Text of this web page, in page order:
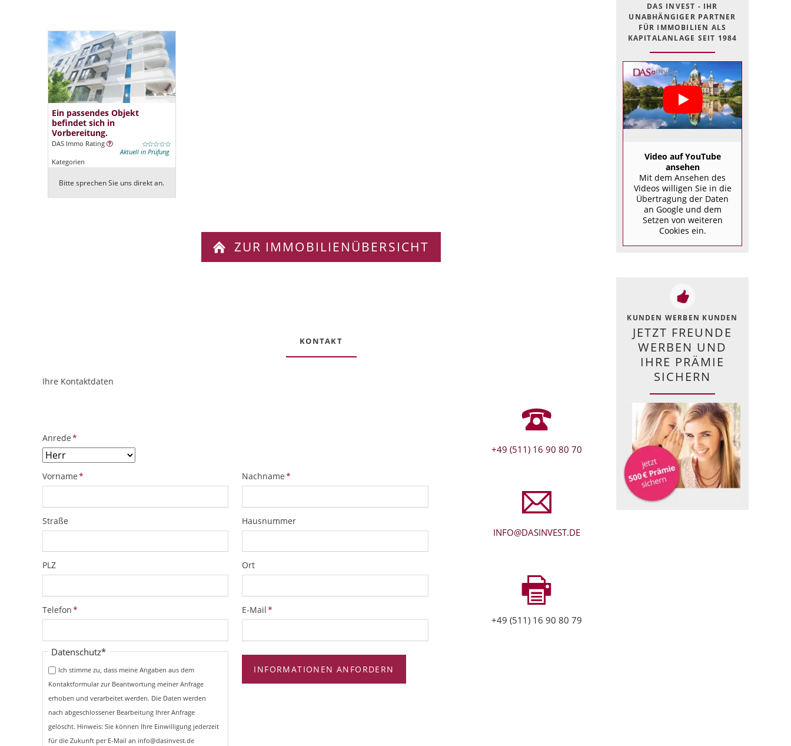
Ein passendes Objekt
befindet sich in
Vorbereitung.
DAS Immo Rating
Aktuell in Prüfung
Kategorien
Bitte sprechen Sie uns direkt an.
ZUR IMMOBILIENÜBERSICHT
KONTAKT
ObjektPlatzhalter
URL
Ihre Kontaktdaten
Pflichtfeld
Anrede*
Pflichtfeld
Vorname* Pflichtfeld
Nachname*
Straße Hausnummer
PLZ Ort
Pflichtfeld
Telefon* Pflichtfeld
E-Mail*
Pflichtfeld
Datenschutz*
Ich stimme zu, dass meine Angaben aus dem
Kontaktformular zur Beantwortung meiner Anfrage
erhoben und verarbeitet werden. Die Daten werden
nach abgeschlossener Bearbeitung Ihrer Anfrage
gelöscht. Hinweis: Sie können Ihre Einwilligung jederzeit
für die Zukunft per E-Mail an info@dasinvest.de
INFORMATIONEN ANFORDERN
+49 (511) 16 90 80 70
INFO@DASINVEST.DE
+49 (511) 16 90 80 79
DAS INVEST - IHR
UNABHÄNGIGER PARTNER
FÜR IMMOBILIEN ALS
KAPITALANLAGE SEIT 1984
Video auf YouTube
ansehen
Mit dem Ansehen des
Videos willigen Sie in die
Übertragung der Daten
an Google und dem
Setzen von weiteren
Cookies ein.
KUNDEN WERBEN KUNDEN
JETZT FREUNDE
WERBEN UND
IHRE PRÄMIE
SICHERN